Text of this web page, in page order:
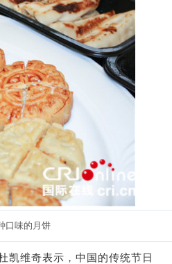
口味的月饼
维奇表示，中国的传统节日